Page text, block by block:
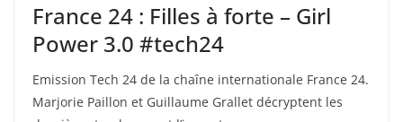
France 24 : Filles à forte – Girl
Power 3.0 #tech24
Emission Tech 24 de la chaîne internationale France 24.
Marjorie Paillon et Guillaume Grallet décryptent les